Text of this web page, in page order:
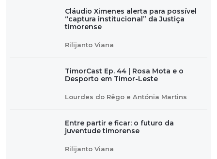
Cláudio Ximenes alerta para possível
“captura institucional” da Justiça
timorense
Rilijanto Viana
TimorCast Ep. 44 | Rosa Mota e o
Desporto em Timor-Leste
Lourdes do Rêgo e Antónia Martins
Entre partir e ficar: o futuro da
juventude timorense
Rilijanto Viana